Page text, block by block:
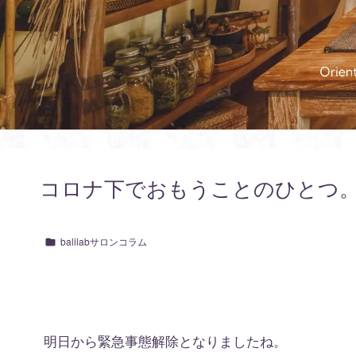
コロナ下でおもうことのひとつ
balilabサロンコラム
明日から緊急事態解除となりましたね。